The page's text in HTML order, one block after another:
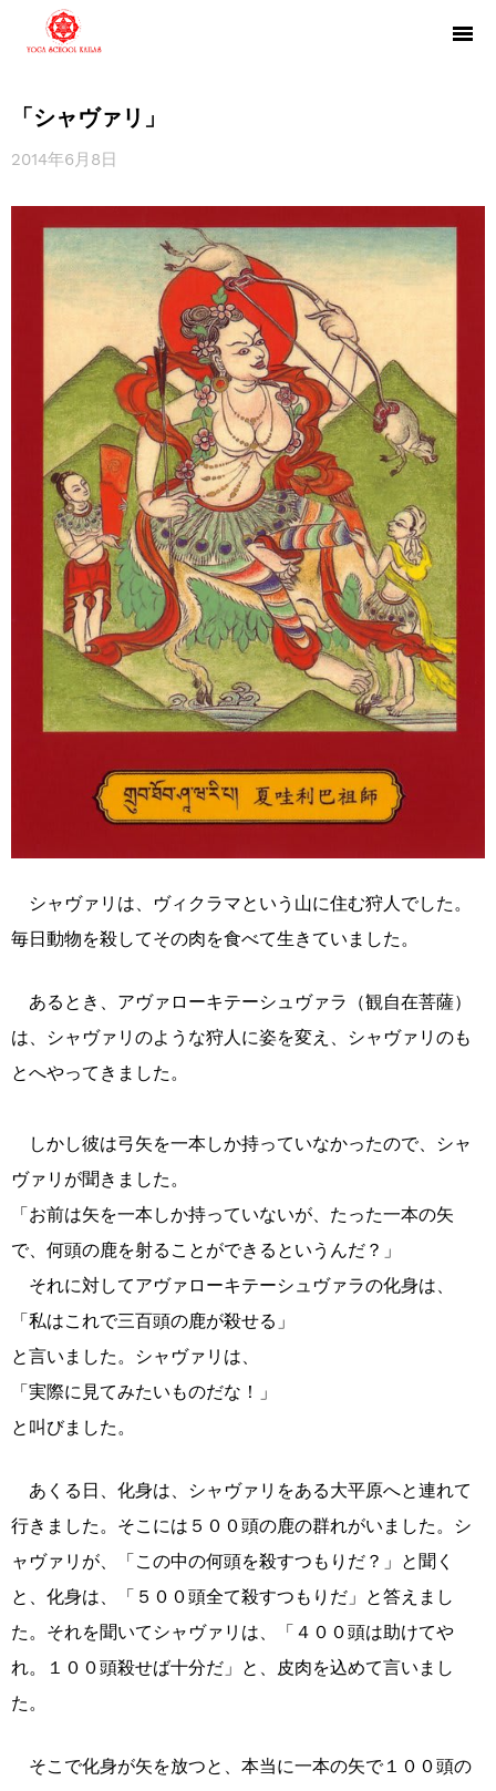
「シャヴァリ」
2014年6月8日
シャヴァリは、ヴィクラマという山に住む狩人でした。
毎日動物を殺してその肉を食べて生きていました。
あるとき、アヴァローキテーシュヴァラ（観自在菩薩）
は、シャヴァリのような狩人に姿を変え、シャヴァリのも
とへやってきました。
しかし彼は弓矢を一本しか持っていなかったので、シャ
ヴァリが聞きました。
「お前は矢を一本しか持っていないが、たった一本の矢
で、何頭の鹿を射ることができるというんだ？」
それに対してアヴァローキテーシュヴァラの化身は、
「私はこれで三百頭の鹿が殺せる」
と言いました。シャヴァリは、
「実際に見てみたいものだな！」
と叫びました。
あくる日、化身は、シャヴァリをある大平原へと連れて
行きました。そこには５００頭の鹿の群れがいました。シ
ャヴァリが、「この中の何頭を殺すつもりだ？」と聞く
と、化身は、「５００頭全て殺すつもりだ」と答えまし
た。それを聞いてシャヴァリは、「４００頭は助けてや
れ。１００頭殺せば十分だ」と、皮肉を込めて言いまし
た。
そこで化身が矢を放つと、本当に一本の矢で１００頭の